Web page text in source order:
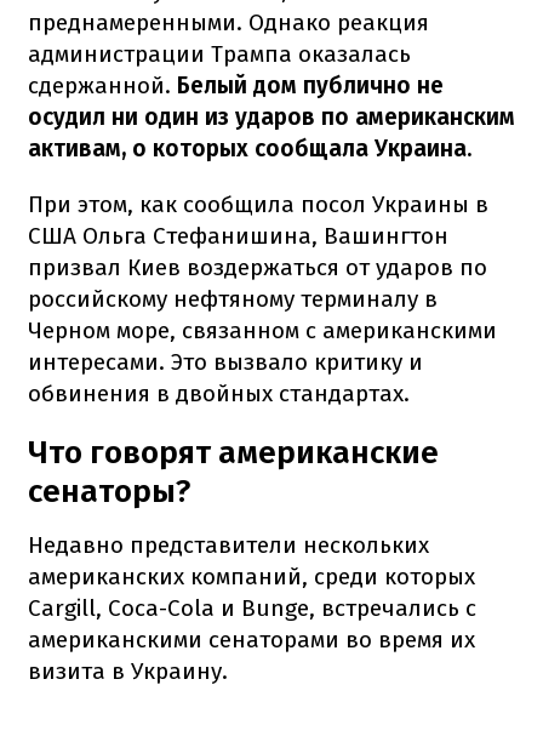
преднамеренными. Однако реакция
администрации Трампа оказалась
сдержанной. Белый дом публично не
осудил ни один из ударов по американским
активам, о которых сообщала Украина.
При этом, как сообщила посол Украины в
США Ольга Стефанишина, Вашингтон
призвал Киев воздержаться от ударов по
российскому нефтяному терминалу в
Черном море, связанном с американскими
интересами. Это вызвало критику и
обвинения в двойных стандартах.
Что говорят американские
сенаторы?
Недавно представители нескольких
американских компаний, среди которых
Cargill, Coca-Cola и Bunge, встречались с
американскими сенаторами во время их
визита в Украину.